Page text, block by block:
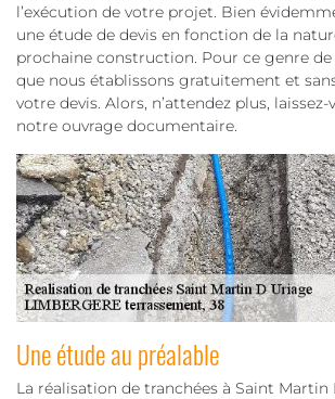
l’exécution de votre projet. Bien
une étude de devis en fonction de la
prochaine construction. Pour ce genre de
que nous établissons gratuitement et
votre devis. Alors, n’attendez plus,
notre ouvrage documentaire.
Une étude au préalable
La réalisation de tranchées à Saint Martin